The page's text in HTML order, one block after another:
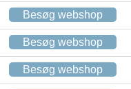
Besøg webshop
Besøg webshop
Besøg webshop